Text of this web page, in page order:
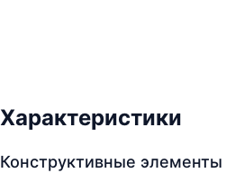
Характеристики
Конструктивные элементы